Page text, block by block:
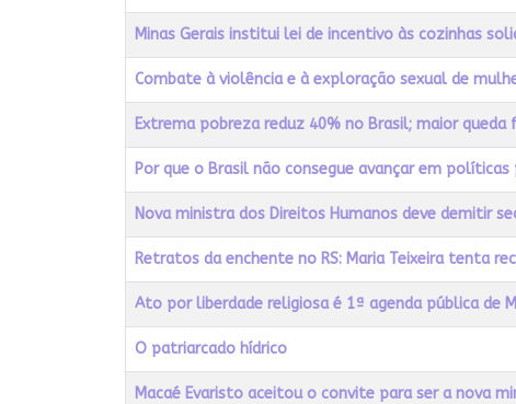
Minas Gerais institui lei de incentivo às cozinhas
Combate à violência e à exploração sexual de
Extrema pobreza reduz 40% no Brasil; maior
Por que o Brasil não consegue avançar em
Nova ministra dos Direitos Humanos deve demitir
Retratos da enchente no RS: Maria Teixeira tenta
Ato por liberdade religiosa é 1ª agenda pública de
O patriarcado hídrico
Macaé Evaristo aceitou o convite para ser a nova